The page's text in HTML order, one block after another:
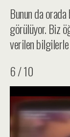
Bunun da
görülüyor. Biz
verilen
6 / 10